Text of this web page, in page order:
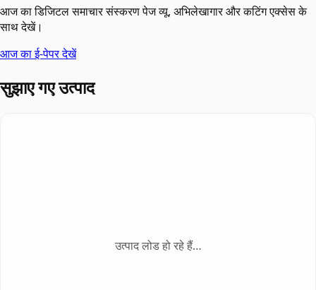
आज का डिजिटल समाचार संस्करण पेज व्यू, अभिलेखागार और कटिंग एक्सेस के
साथ देखें।
आज का ई-पेपर देखें
सुझाए गए उत्पाद
उत्पाद लोड हो रहे हैं…